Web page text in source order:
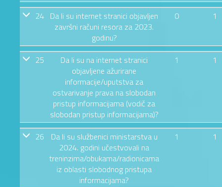
24 Da li su internet stranici objavljen
završni računi resora za 2023.
godinu?
0 1
25
Da li su na internet stranici
objavljene ažurirane
informacije/uputstva za
ostvarivanje prava na slobodan
pristup informacijama (vodič za
slobodan pristup informacijama)?
1 1
26
Da li su službenici ministarstva u
2024. godini učestvovali na
treninzima/obukama/radionicama
iz oblasti slobodnog pristupa
informacijama?
1 1